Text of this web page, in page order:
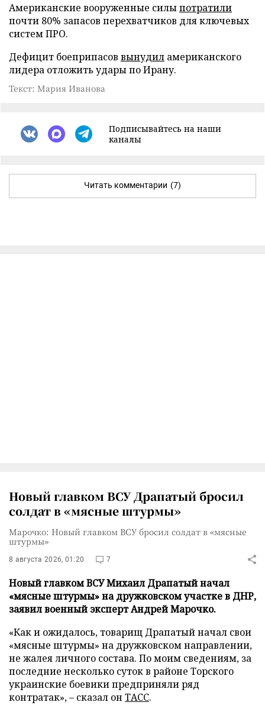
Американские вооруженные силыпотратили
почти 80% запасов перехватчиков для ключевых
систем ПРО.
Дефицит боеприпасов вынудил американского
лидера отложить удары по Ирану.
Текст: Мария Иванова
Подписывайтесь на наши
каналы
Читать комментарии (7)
Новый главком ВСУ Драпатый бросил
солдат в «мясные штурмы»
Марочко: Новый главком ВСУ бросил солдат в «мясные
штурмы»
8 августа 2026, 01:20 7
Новый главком ВСУ Михаил Драпатый начал
«мясные штурмы» на дружковском участке в ДНР,
заявил военный эксперт Андрей Марочко.
«Как и ожидалось, товарищ Драпатый начал свои
«мясные штурмы» на дружковском направлении,
не жалея личного состава. По моим сведениям, за
последние несколько суток в районе Торского
украинские боевики предприняли ряд
контратак», – сказал он ТАСС.